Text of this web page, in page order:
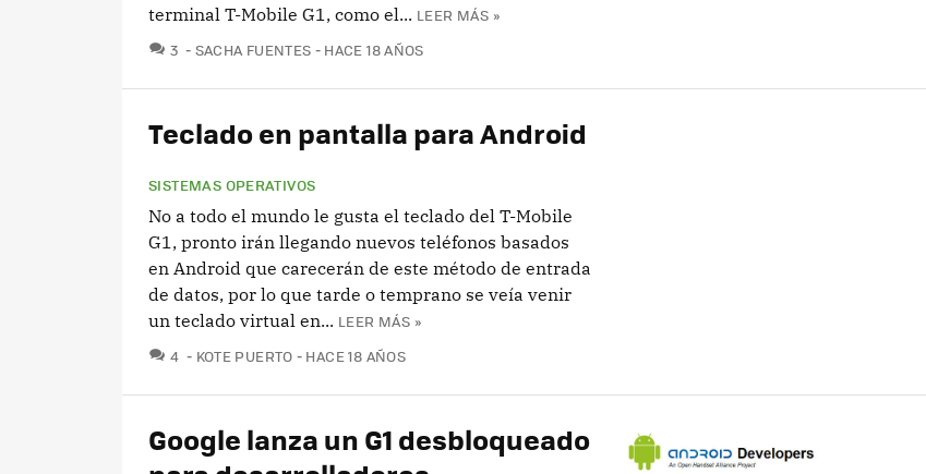
terminal T-Mobile G1, como el... LEER MÁS »
3 COMENTARIOS
SACHA FUENTES HACE 18 AÑOS
Teclado en pantalla para Android
SISTEMAS OPERATIVOS
No a todo el mundo le gusta el teclado del T-Mobile
G1, pronto irán llegando nuevos teléfonos basados
en Android que carecerán de este método de entrada
de datos, por lo que tarde o temprano se veía venir
un teclado virtual en... LEER MÁS »
4 COMENTARIOS
KOTE PUERTO HACE 18 AÑOS
Google lanza un G1 desbloqueado